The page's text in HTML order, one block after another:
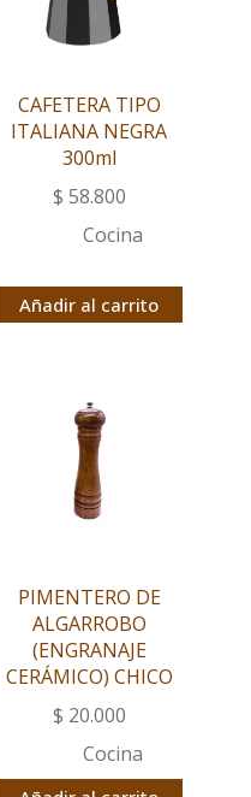
CAFETERA TIPO
ITALIANA NEGRA
300ml
$ 58.800
Cocina
Añadir al carrito
PIMENTERO DE
ALGARROBO
(ENGRANAJE
CERÁMICO) CHICO
$ 20.000
Cocina